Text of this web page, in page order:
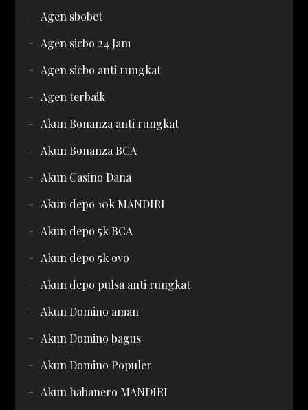
Agen sbobet
Agen sicbo 24 Jam
Agen sicbo anti rungkat
Agen terbaik
Akun Bonanza anti rungkat
Akun Bonanza BCA
Akun Casino Dana
Akun depo 10k MANDIRI
Akun depo 5k BCA
Akun depo 5k ovo
Akun depo pulsa anti rungkat
Akun Domino aman
Akun Domino bagus
Akun Domino Populer
Akun habanero MANDIRI